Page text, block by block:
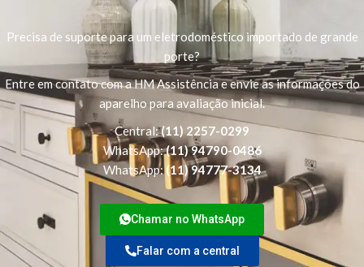
Precisa de suporte para um eletrodoméstico importado de grande
porte?
Entre em contato com a HM Assistência e envie as informações do
aparelho para avaliação inicial.
Central:(11) 2257-0299
WhatsApp:(11) 94790-0486
WhatsApp:(11) 94777-3134
Chamar no WhatsApp
Falar com a central